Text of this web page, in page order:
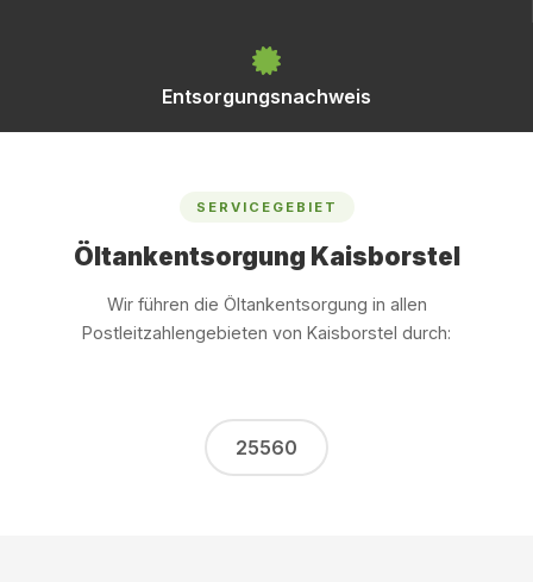
Entsorgungsnachweis
SERVICEGEBIET
Öltankentsorgung Kaisborstel
Wir führen die Öltankentsorgung in allen
Postleitzahlengebieten von Kaisborstel durch:
25560